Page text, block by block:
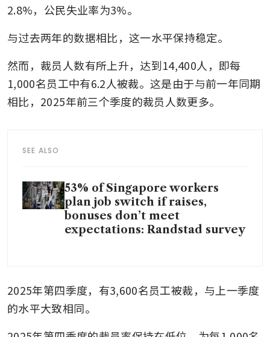
2.8%，公民失业率为3%。
与过去两年的数据相比，这一水平保持稳定。
然而，裁员人数有所上升，达到14,400人，即每
1,000名员工中有6.2人被裁。这是由于与前一年同期
相比，2025年前三个季度的裁员人数更多。
SEE ALSO
53% of Singapore workers
plan job switch if raises,
bonuses don’t meet
expectations: Randstad survey
2025年第四季度，有3,600名员工被裁，与上一季度
的水平大致相同。